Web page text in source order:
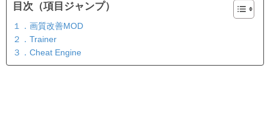
目次（項目ジャンプ）
１．画質改善MOD
２．Trainer
３．Cheat Engine